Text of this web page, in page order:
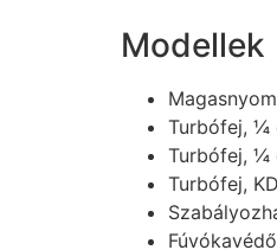
Modellek
Turbófej, ¼
Turbófej, ¼
Turbófej,